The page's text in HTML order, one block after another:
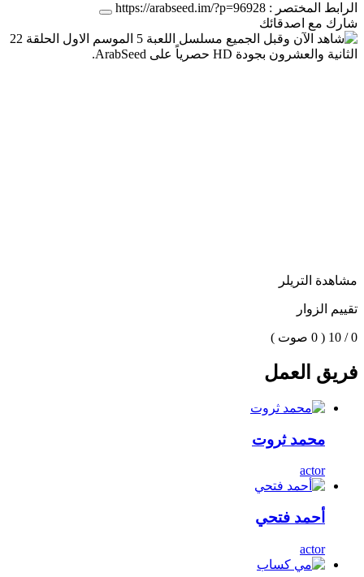
الرابط المختصر : https://arabseed.im/?p=96928
شارك مع اصدقائك
مشاهدة التريلر
تقييم الزوار
0 / 10 ( 0 صوت )
فريق العمل
محمد ثروت
actor
أحمد فتحي
actor